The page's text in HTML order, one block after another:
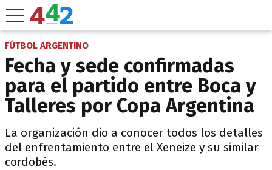
FÚTBOL ARGENTINO
Fecha y sede confirmadas
para el partido entre Boca y
Talleres por Copa Argentina
La organización dio a conocer todos los detalles
del enfrentamiento entre el Xeneize y su similar
cordobés.